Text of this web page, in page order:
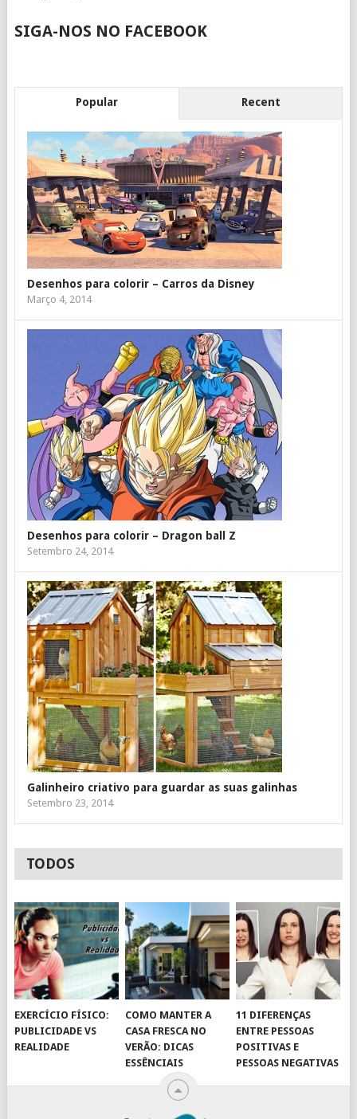
SIGA-NOS NO FACEBOOK
Popular Recent
Desenhos para colorir – Carros da Disney
Março 4, 2014
Desenhos para colorir – Dragon ball Z
Setembro 24, 2014
Galinheiro criativo para guardar as suas galinhas
Setembro 23, 2014
TODOS
EXERCÍCIO FÍSICO:
PUBLICIDADE VS
REALIDADE
COMO MANTER A
CASA FRESCA NO
VERÃO: DICAS
ESSÊNCIAIS
11 DIFERENÇAS
ENTRE PESSOAS
POSITIVAS E
PESSOAS NEGATIVAS